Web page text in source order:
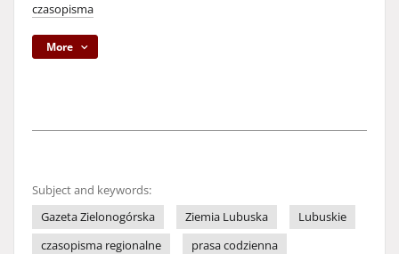
czasopisma
More
Subject and keywords:
Gazeta Zielonogórska
Ziemia Lubuska
Lubuskie
czasopisma regionalne
prasa codzienna